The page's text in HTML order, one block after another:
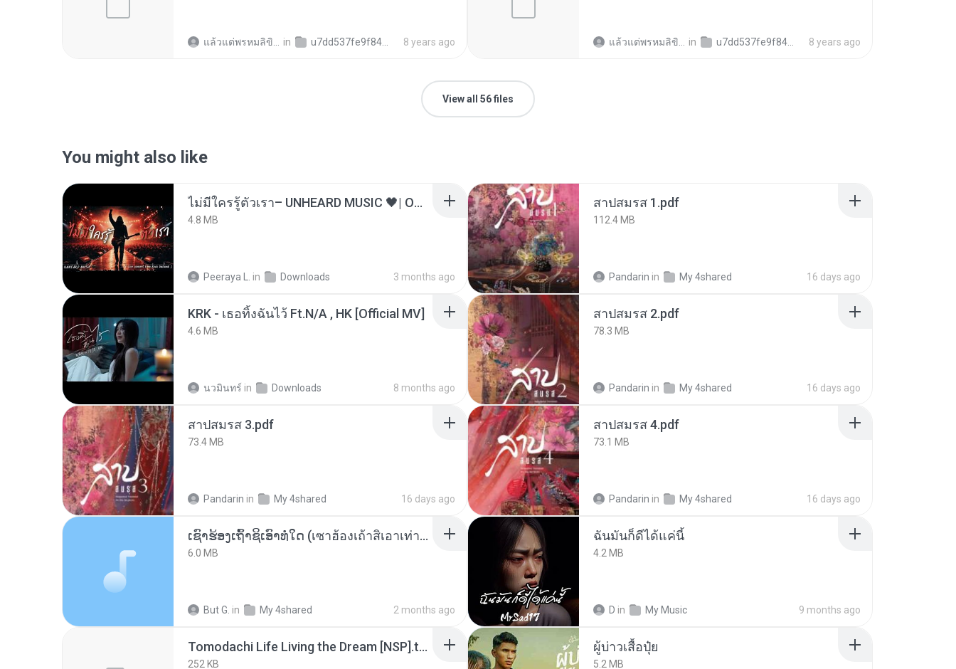
แล้วแต่พรหมลิขิต ใ. in u7dd537fe9f8473d6f578770cbf3513c9 8 years ago แล้วแต่พรหมลิขิต ใ. in u7dd537fe9f8473d6f578770cbf3513c9 8 years ago
View all 56 files
You might also like
ไม่มีใครรู้ตัวเรา– UNHEARD MUSIC 🖤| Official Lyric Video | เพลงสู้ชีวิต
4.8 MB
Peeraya L. in Downloads 3 months ago
สาปสมรส 1.pdf
112.4 MB
Pandarin in My 4shared 16 days ago
KRK - เธอทิ้งฉันไว้ Ft.N/A , HK [Official MV]
4.6 MB
นวมินทร์ in Downloads 8 months ago
สาปสมรส 2.pdf
78.3 MB
Pandarin in My 4shared 16 days ago
สาปสมรส 3.pdf
73.4 MB
Pandarin in My 4shared 16 days ago
สาปสมรส 4.pdf
73.1 MB
Pandarin in My 4shared 16 days ago
ເຊົາຮ້ອງເຖົ້າຊິເອົາທໍ່ໃດ (เซาฮ้องเถ้าสิเอาเท่าใด) ບຸນເກີດ ຫນູຫ່ວງ ft. ໂສພາ ຈຸນທະລາ
6.0 MB
But G. in My 4shared 2 months ago
ฉันมันก็ดีได้แค่นี้
4.2 MB
D in My Music 9 months ago
Tomodachi Life Living the Dream [NSP].torrent
252 KB
ผู้บ่าวเสื้อปุ๋ย
5.2 MB